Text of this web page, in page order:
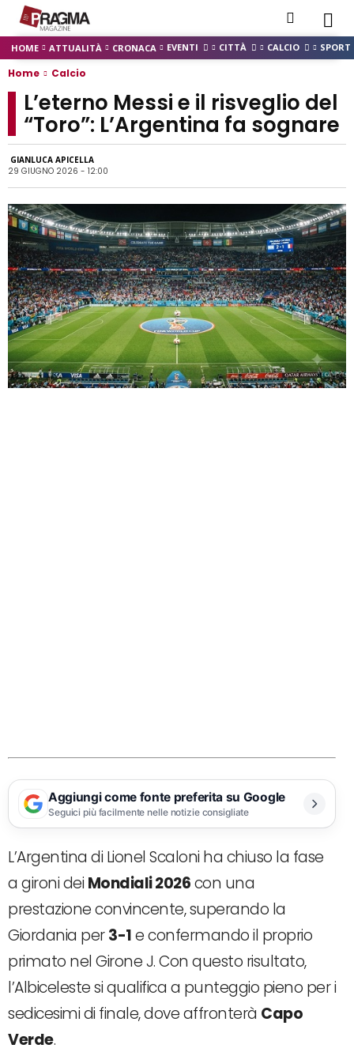
HOME ATTUALITÀ CRONACA EVENTI CITTÀ CALCIO SPORT
Home Calcio
L’eterno Messi e il risveglio del
“Toro”: L’Argentina fa sognare
GIANLUCA APICELLA
29 GIUGNO 2026 - 12:00
Aggiungi come fonte preferita su Google
Seguici più facilmente nelle notizie consigliate
L’Argentina di Lionel Scaloni ha chiuso la fase
a gironi dei Mondiali 2026con una
prestazione convincente, superando la
Giordania per3-1e confermando il proprio
primato nel Girone J. Con questo risultato,
l’Albiceleste si qualifica a punteggio pieno per i
sedicesimi di finale, dove affronterà Capo
Verde.